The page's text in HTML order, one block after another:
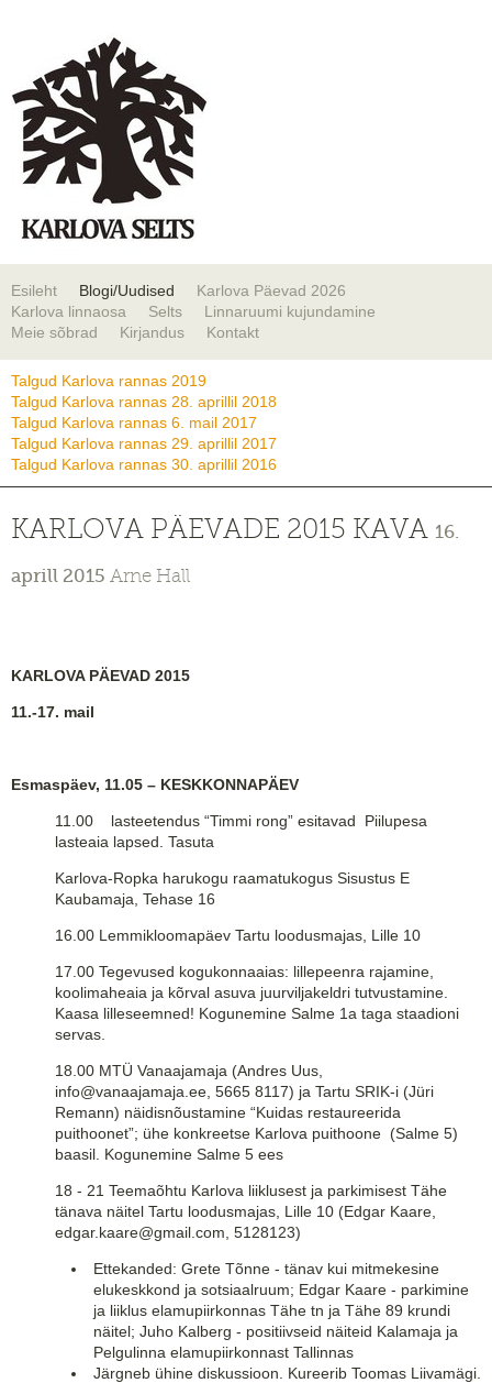
Esileht Blogi/Uudised
Karlova Päevad 2026
Karlova linnaosa
Selts
Linnaruumi kujundamine
Meie sõbrad
Kirjandus Kontakt
Talgud Karlova rannas 2019
Talgud Karlova rannas 28. aprillil 2018
Talgud Karlova rannas 6. mail 2017
Talgud Karlova rannas 29. aprillil 2017
Talgud Karlova rannas 30. aprillil 2016
KARLOVA PÄEVADE 2015 KAVA 16.
aprill 2015 Arne Hall
KARLOVA PÄEVAD 2015
11.-17. mail
Esmaspäev, 11.05 – KESKKONNAPÄEV
11.00 lasteetendus “Timmi rong” esitavad Piilupesa
lasteaia lapsed. Tasuta
Karlova-Ropka harukogu raamatukogus Sisustus E
Kaubamaja, Tehase 16
16.00 Lemmikloomapäev Tartu loodusmajas, Lille 10
17.00 Tegevused kogukonnaaias: lillepeenra rajamine,
koolimaheaia ja kõrval asuva juurviljakeldri tutvustamine.
Kaasa lilleseemned! Kogunemine Salme 1a taga staadioni
servas.
18.00 MTÜ Vanaajamaja (Andres Uus,
info@vanaajamaja.ee, 5665 8117) ja Tartu SRIK-i (Jüri
Remann) näidisnõustamine “Kuidas restaureerida
puithoonet”; ühe konkreetse Karlova puithoone (Salme 5)
baasil. Kogunemine Salme 5 ees
18 - 21 Teemaõhtu Karlova liiklusest ja parkimisest Tähe
tänava näitel Tartu loodusmajas, Lille 10 (Edgar Kaare,
edgar.kaare@gmail.com, 5128123)
Ettekanded: Grete Tõnne - tänav kui mitmekesine
elukeskkond ja sotsiaalruum; Edgar Kaare - parkimine
ja liiklus elamupiirkonnas Tähe tn ja Tähe 89 krundi
näitel; Juho Kalberg - positiivseid näiteid Kalamaja ja
Pelgulinna elamupiirkonnast Tallinnas
Järgneb ühine diskussioon. Kureerib Toomas Liivamägi.